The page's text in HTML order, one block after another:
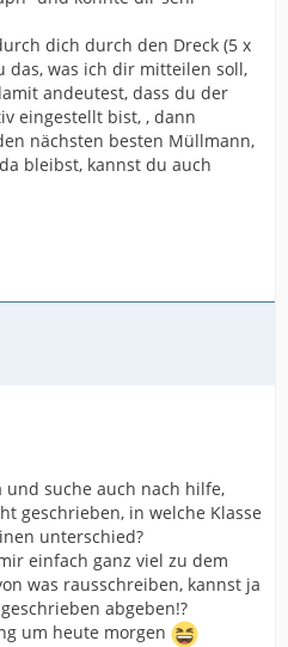
dich durch den Dreck (5 x
das, was ich dir mitteilen soll,
andeutest, dass du der
eingestellt bist, , dann
nächsten besten Müllmann,
bleibst, kannst du auch
suche auch nach hilfe,
geschrieben, in welche Klasse
unterschied?
einfach ganz viel zu dem
was rausschreiben, kannst ja
abgeben!?
um heute morgen